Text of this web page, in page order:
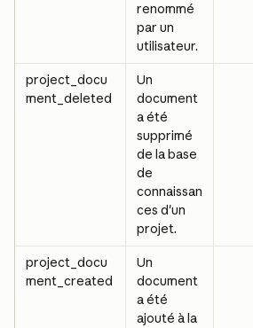
renommé
par un
utilisateur.
project_docu
ment_deleted
Un
document
a été
supprimé
de la base
de
connaissan
ces d'un
projet.
project_docu
ment_created
Un
document
a été
ajouté à la